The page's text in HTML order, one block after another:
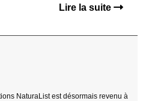
Lire la suite
NaturaList est désormais revenu à